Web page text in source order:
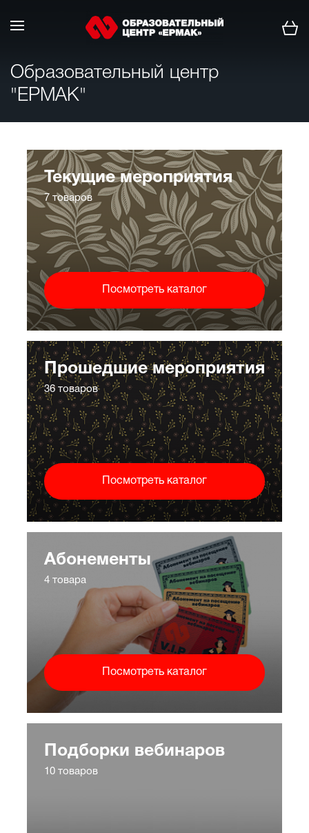
Образовательный центр
"ЕРМАК"
Текущие мероприятия
7 товаров
Посмотреть каталог
Прошедшие мероприятия
36 товаров
Посмотреть каталог
Абонементы
4 товара
Посмотреть каталог
Подборки вебинаров
10 товаров